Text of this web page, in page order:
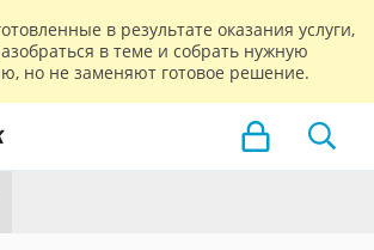
в результате оказания услуги,
в теме и собрать нужную
но не заменяют готовое решение.